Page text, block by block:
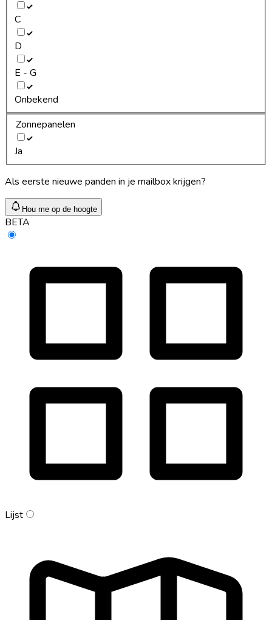
C
D
E - G
Onbekend
Zonnepanelen
Ja
Als eerste nieuwe panden in je mailbox krijgen?
Hou me op de hoogte
BETA
Lijst